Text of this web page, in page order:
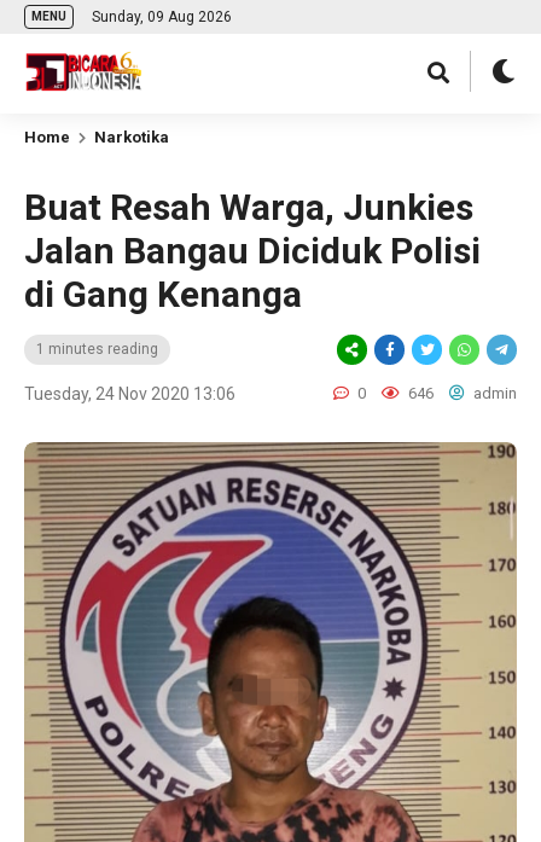
MENU Sunday, 09 Aug 2026
Home Narkotika
Buat Resah Warga, Junkies
Jalan Bangau Diciduk Polisi
di Gang Kenanga
1 minutes reading
Tuesday, 24 Nov 2020 13:06 0 646 admin